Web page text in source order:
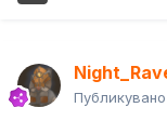
Публикувано